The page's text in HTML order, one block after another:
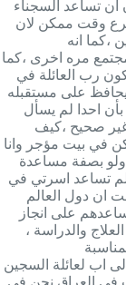
ان تساعد السجناء
وقت ممكن لان
،كما انه
مره اخرى ،كما
رب العائلة في
على مستقبله
احدا لم يسأل
صحيح ،كيف
في بيت مؤجر وانا
ولو بصفة مساعدة
لم تساعد اسرتي في
ان دول العالم
على انجاز
والدراسة ،
اب لعائلة السجين